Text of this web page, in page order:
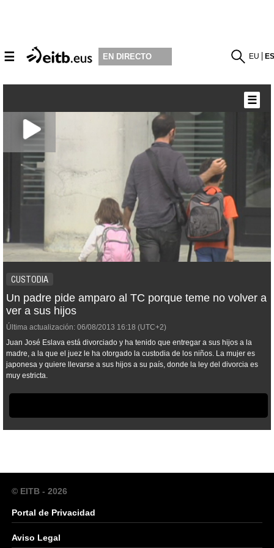
☰ EN DIRECTO EU
CUSTODIA
Un padre pide amparo al TC porque teme no volver a
ver a sus hijos
Última actualización: 06/08/2013 16:18 (UTC+2)
Juan José Eslava está divorciado y ha tenido que entregar a sus hijos a la
madre, a la que el juez le ha otorgado la custodia de los niños. La mujer es
japonesa y quiere llevarse a sus hijos a su país, donde la ley del divorcia es
muy estricta.
☰
© EITB - 2026
Portal de Privacidad
Aviso Legal